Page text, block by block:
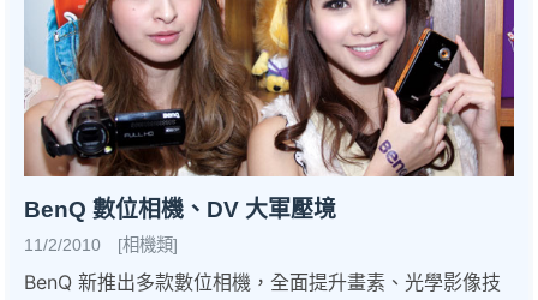
BenQ 數位相機、DV 大軍壓境
11/2/2010 [相機類]
BenQ 新推出多款數位相機，全面提升畫素、光學影像技